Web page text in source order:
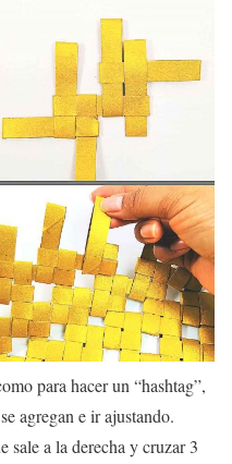
para hacer un “hashtag”,
agregan e ir ajustando.
sale a la derecha y cruzar 3